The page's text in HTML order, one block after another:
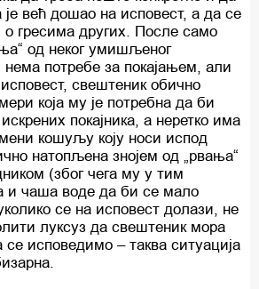
већ дошао на исповест, а да се
о гресима других. После само
од неког умишљеног
нема потребе за покајањем, али
свештеник обично
која му је потребна да би
покајника, а неретко има
кошуљу коју носи испод
натопљена знојем од „рвања“
(због чега му у тим
и чаша воде да би се мало
се на исповест долази, не
луксуз да свештеник мора
се исповедимо – таква ситуација